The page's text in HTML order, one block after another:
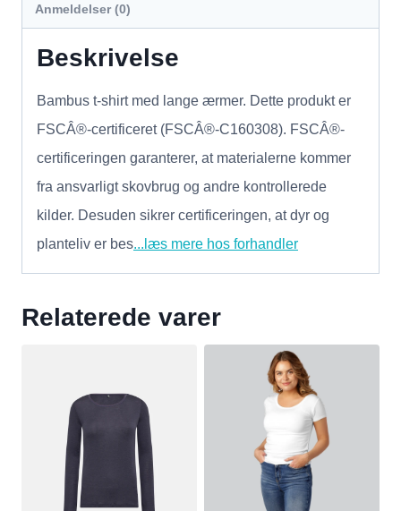
Anmeldelser (0)
Beskrivelse
Bambus t-shirt med lange ærmer. Dette produkt er
FSCÂ®-certificeret (FSCÂ®-C160308). FSCÂ®-
certificeringen garanterer, at materialerne kommer
fra ansvarligt skovbrug og andre kontrollerede
kilder. Desuden sikrer certificeringen, at dyr og
planteliv er bes...læs mere hos forhandler
Relaterede varer